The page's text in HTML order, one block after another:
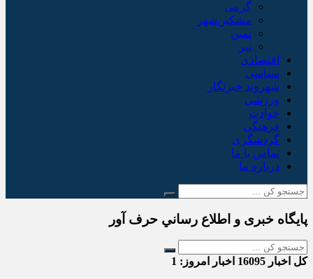
گرمی
مشکین‌شهر
نمین
نیر
اقتصادی
سیاسی
شهروند خبرنگار
ورزشی
حوادث
فرهنگی
گردشگری
تماس با ما
درباره ما
پایگاه خبری و اطلاع رساني حرف آور
کل اخبار اخبار امروز: 1